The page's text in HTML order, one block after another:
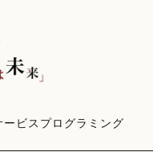
ビス プログラミング